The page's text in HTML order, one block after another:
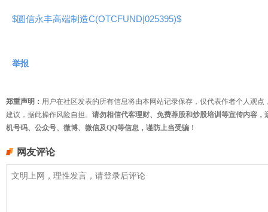
$圆信永丰高端制造C(OTCFUND|025395)$
举报
郑重声明： 用户在社区发表的所有信息将由本网站记录保存，仅代表作者个人观
建议，据此操作风险自担。 请勿相信代客理财、免费荐股和炒股培训等宣传内容
机号码、公众号、微博、微信及QQ等信息，谨防上当受骗！
网友评论